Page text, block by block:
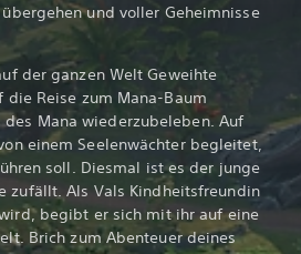
und voller Geheimnisse
der ganzen Welt Geweihte
die Reise zum Mana-Baum
Mana wiederzubeleben. Auf
einem Seelenwächter begleitet,
soll. Diesmal ist es der junge
zufällt. Als Vals Kindheitsfreundin
begibt er sich mit ihr auf eine
Brich zum Abenteuer deines